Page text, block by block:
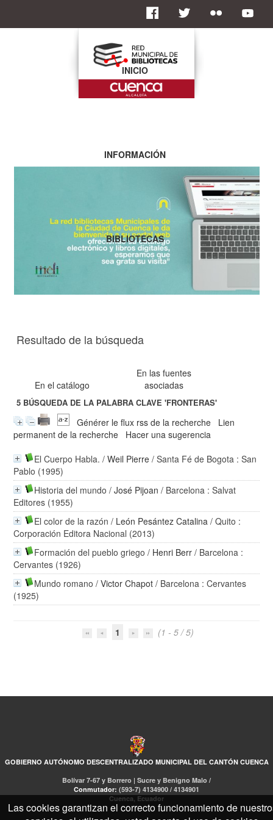
Resultado de la búsqueda
En el catálogo
En las fuentes
asociadas
5 BÚSQUEDA DE LA PALABRA CLAVE'FRONTERAS'
Générer le flux rss de la recherche
Lien
permanent de la recherche
Hacer una sugerencia
El Cuerpo Habla. /Weil Pierre / Santa Fé de Bogota : San
Pablo (1995)
Historia del mundo /José Pijoan / Barcelona : Salvat
Editores (1955)
El color de la razón / León Pesántez Catalina / Quito :
Corporación Editora Nacional (2013)
Formación del pueblo griego / Henri Berr / Barcelona :
Cervantes (1926)
Mundo romano /Victor Chapot / Barcelona : Cervantes
(1925)
1 (1 - 5 / 5)
GOBIERNO AUTÓNOMO DESCENTRALIZADO MUNICIPAL DEL CANTÓN CUENCA
Bolívar 7-67 y Borrero | Sucre y Benigno Malo /
Conmutador: (593-7) 4134900 / 4134901
Cuenca, Ecuador
INICIO
INFORMACIÓN
BIBLIOTECAS
Las cookies garantizan el correcto funcionamiento de